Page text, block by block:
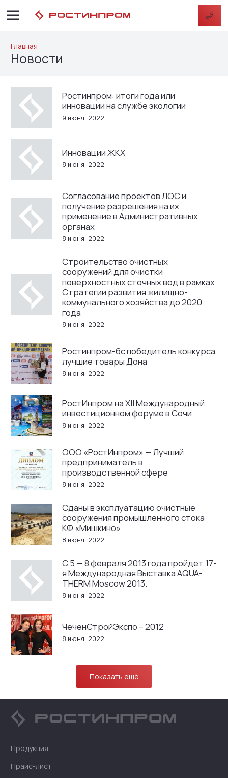
Главная
Новости
Ростинпром: итоги года или
инновации на службе экологии
9 июня, 2022
Инновации ЖКХ
8 июня, 2022
Согласование проектов ЛОС и
получение разрешения на их
применение в Административных
органах
8 июня, 2022
Строительство очистных
сооружений для очистки
поверхностных сточных вод в рамках
Стратегии развития жилищно-
коммунального хозяйства до 2020
года
8 июня, 2022
Ростинпром-бс победитель конкурса
лучшие товары Дона
8 июня, 2022
РостИнпром на XII Международный
инвестиционном форуме в Сочи
8 июня, 2022
ООО «РостИнпром» — Лучший
предприниматель в
производственной сфере
8 июня, 2022
Сданы в эксплуатацию очистные
сооружения промышленного стока
КФ «Мишкино»
8 июня, 2022
С 5 — 8 февраля 2013 года пройдет 17-
я Международная Выставка AQUA-
THERM Moscow 2013.
8 июня, 2022
ЧеченСтройЭкспо – 2012
8 июня, 2022
Показать ещё
Продукция
Прайс-лист